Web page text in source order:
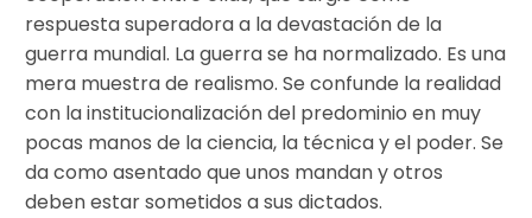
respuesta superadora a la devastación de la
guerra mundial. La guerra se ha normalizado. Es una
mera muestra de realismo. Se confunde la realidad
con la institucionalización del predominio en muy
pocas manos de la ciencia, la técnica y el poder. Se
da como asentado que unos mandan y otros
deben estar sometidos a sus dictados.